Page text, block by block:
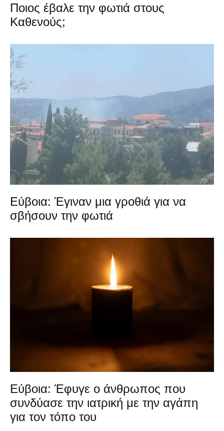
Ποιος έβαλε την φωτιά στους
Καθενούς;
Εύβοια: Έγιναν μια γροθιά για να
σβήσουν την φωτιά
Εύβοια: Έφυγε ο άνθρωπος που
συνδύασε την ιατρική με την αγάπη
για τον τόπο του